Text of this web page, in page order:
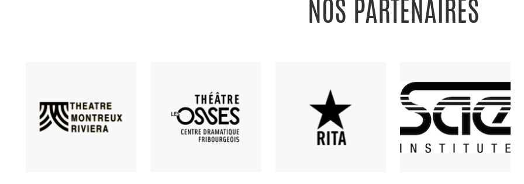
NOS PARTENAIRES